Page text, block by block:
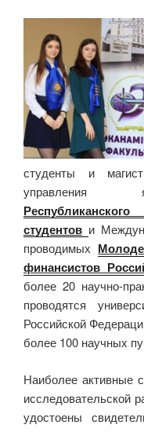
студенты и
управления
студентов и
проводимых
финансистов
более 20 научно-
проводятся
Российской
более 100 научных
Наиболее активные
исследовательской
удостоены